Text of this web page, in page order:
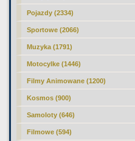
Pojazdy (2334)
Sportowe (2066)
Muzyka (1791)
Motocylke (1446)
Filmy Animowane (1200)
Kosmos (900)
Samoloty (646)
Filmowe (594)